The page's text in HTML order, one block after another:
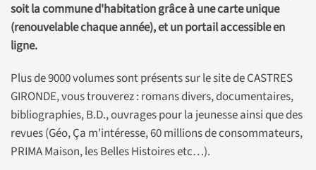
soit la commune d'habitation grâce à une carte unique
(renouvelable chaque année),et un portail accessible en
ligne.
Plus de 9000 volumes sont présents sur le site de CASTRES
GIRONDE, vous trouverez : romans divers, documentaires,
bibliographies, B.D., ouvrages pour la jeunesse ainsi que des
revues (Géo, Ça m'intéresse, 60 millions de consommateurs,
PRIMA Maison, les Belles Histoires etc…).